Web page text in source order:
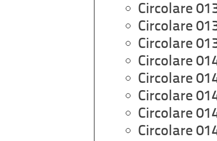
Circolare
Circolare
Circolare
Circolare
Circolare
Circolare
Circolare
Circolare